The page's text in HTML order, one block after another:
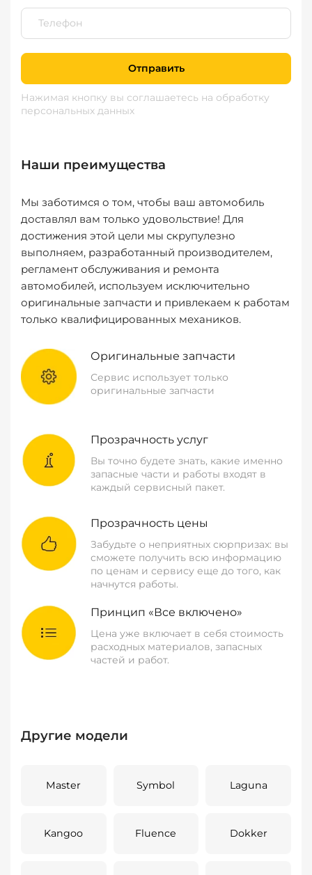
Отправить
Нажимая кнопку вы соглашаетесь на обработку
персональных данных
Наши преимущества
Мы заботимся о том, чтобы ваш автомобиль
доставлял вам только удовольствие! Для
достижения этой цели мы скрупулезно
выполняем, разработанный производителем,
регламент обслуживания и ремонта
автомобилей, используем исключительно
оригинальные запчасти и привлекаем к работам
только квалифицированных механиков.
Оригинальные запчасти
Сервис использует только
оригинальные запчасти
Прозрачность услуг
Вы точно будете знать, какие именно
запасные части и работы входят в
каждый сервисный пакет.
Прозрачность цены
Забудьте о неприятных сюрпризах: вы
сможете получить всю информацию
по ценам и сервису еще до того, как
начнутся работы.
Принцип «Все включено»
Цена уже включает в себя стоимость
расходных материалов, запасных
частей и работ.
Другие модели
Master Symbol Laguna
Kangoo Fluence Dokker